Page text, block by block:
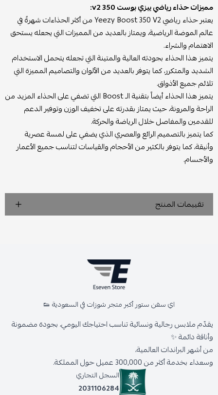
مميزات حذاء رياضي ييزي بوست 350 v2:
يعتبر حذاء رياضي Yeezy Boost 350 V2 من أكثر الحذاءات شهرةً في
عالم الموضة الرياضية، ويمتاز بالعديد من المميزات التي يجعله يستحق
الاهتمام والشراء.
يتميز هذا الحذاء بجودته العالية والمتينة التي تجعله يتحمل الاستخدام
الشديد والمتكرر، كما يتوفر بالعديد من الألوان والتصاميم المميزة التي
تلائم جميع الأذواق.
يتميز هذا الحذاء أيضاً بتقنية الـ Boost التي تضفي على الحذاء المزيد من
الراحة والمرونة، حيث يمتاز بقدرته على تخفيف الوزن وتوفير الدعم
للقدمين والمفاصل خلال الرياضة والحركة.
كما يتميز بالتصميم الرائع والعصري الذي يضفي على لمسة عصرية
وأنيقة، كما يتوفر بالكثير من الأحجام والقياسات لتناسب جميع الأعمار
والأجسام.
تقييمات المنتج
اي سفن ستور أكبر متجر شوزات في السعودية 👟
يقدّم ملابس رجالية ونسائية تناسب احتياجك اليومي، بجودة مضمونة
وأناقة دائمة ✨
من أشهر البراندات العالمية،
وسعداء بخدمة أكثر من 300,000 عميل حول المملكة.
السجل التجاري
2031106284